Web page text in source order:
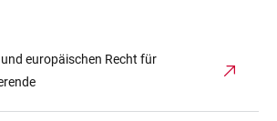
europäischen Recht für